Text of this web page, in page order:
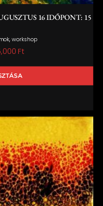
16 IDŐPONT: 15
,workshop
FtÁrtartomány:
15,000 Ft